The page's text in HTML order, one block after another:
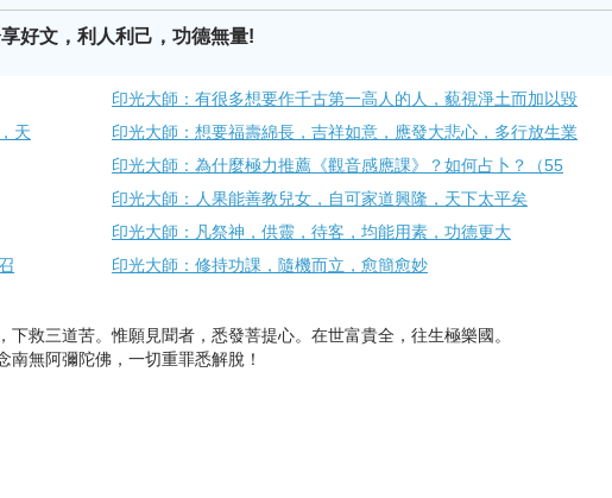
好文，利人利己，功德無量!
印光大師：有很多想要作千古第一高人的人，藐視淨土而加以毀
天
印光大師：想要福壽綿長，吉祥如意，應發大悲心，多行放生業
印光大師：為什麼極力推薦《觀音感應課》？如何占卜？（55
印光大師：人果能善教兒女，自可家道興隆，天下太平矣
印光大師：凡祭神，供靈，待客，均能用素，功德更大
印光大師：修持功課，隨機而立，愈簡愈妙
救三道苦。惟願見聞者，悉發菩提心。在世富貴全，往生極樂國。
南無阿彌陀佛，一切重罪悉解脫！